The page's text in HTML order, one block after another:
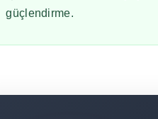
güçlendirme.